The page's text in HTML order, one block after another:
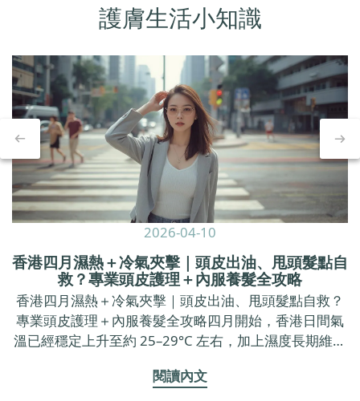
護膚生活小知識
2026-04-10
香港四月濕熱＋冷氣夾擊｜頭皮出油、甩頭髮點自
救？專業頭皮護理＋內服養髮全攻略
香港四月濕熱＋冷氣夾擊｜頭皮出油、甩頭髮點自救？
專業頭皮護理＋內服養髮全攻略四月開始，香港日間氣
溫已經穩定上升至約 25–29°C 左右，加上濕度長期維持
長時間冷氣。 呢種「出街焗促、室內乾冷」的環境，不
閱讀內文